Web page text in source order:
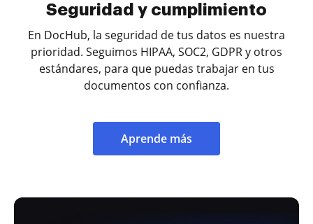
Seguridad y cumplimiento
En DocHub, la seguridad de tus datos es nuestra
prioridad. Seguimos HIPAA, SOC2, GDPR y otros
estándares, para que puedas trabajar en tus
documentos con confianza.
Aprende más